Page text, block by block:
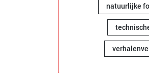
natuurlijke